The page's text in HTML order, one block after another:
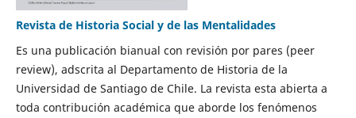
Revista de Historia Social y de las Mentalidades
Es una publicación bianual con revisión por pares (peer
review), adscrita al Departamento de Historia de la
Universidad de Santiago de Chile. La revista esta abierta a
toda contribución académica que aborde los fenómenos